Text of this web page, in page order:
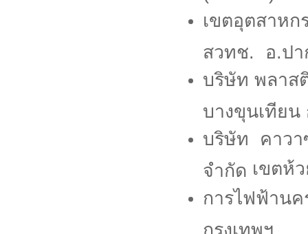
เขตอุตสาหก
สวทช. อ.ปา
บริษัท พลาส
บางขุนเทียน
บริษัท คาวา
จำกัด เขตห้
การไฟฟ้านค
กรุงเทพฯ